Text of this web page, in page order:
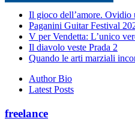
Il gioco dell’amore. Ovidio
Paganini Guitar Festival
V per Vendetta: L’unico
Il diavolo veste Prada 2
Quando le arti marziali
Author Bio
Latest Posts
freelance